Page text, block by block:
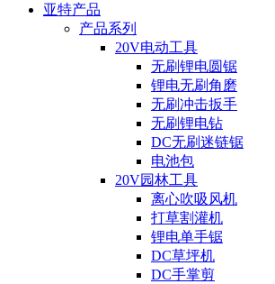
亚特产品
产品系列
20V电动工具
无刷锂电圆锯
锂电无刷角磨
无刷冲击扳手
无刷锂电钻
DC无刷迷链锯
电池包
20V园林工具
离心吹吸风机
打草割灌机
锂电单手锯
DC草坪机
DC手掌剪